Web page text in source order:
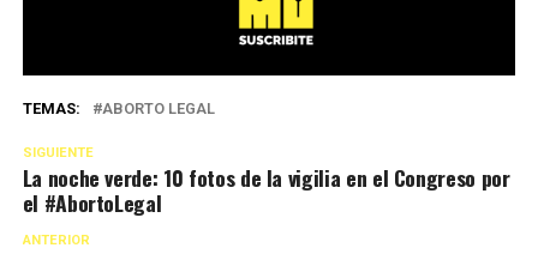
TEMAS: ABORTO LEGAL
SIGUIENTE
La noche verde: 10 fotos de la vigilia en el Congreso por
el #AbortoLegal
ANTERIOR